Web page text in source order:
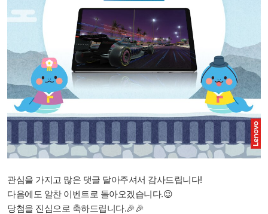
관심을 가지고 많은 댓글 달아주셔서 감사드립니다!
다음에도 알찬 이벤트로 돌아오겠습니다.😉
당첨을 진심으로 축하드립니다.🎉🎉